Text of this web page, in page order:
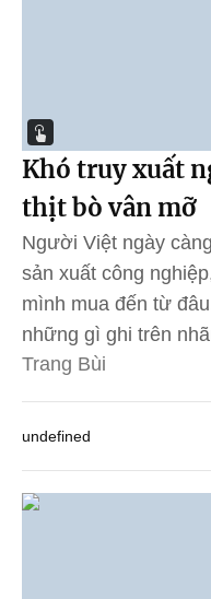
Khó truy xuất
thịt bò vân mỡ
Người Việt ngày
sản xuất công
mình mua đến từ
những gì ghi trên
Trang Bùi
undefined